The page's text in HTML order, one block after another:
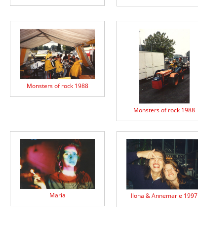
Monsters of rock 1988
Monsters of rock 1988
Maria Ilona & Annemarie 1997